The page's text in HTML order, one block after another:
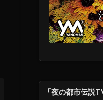
「夜の都市伝説